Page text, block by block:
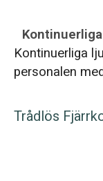
Kontinuerliga
personalen
Trådlös